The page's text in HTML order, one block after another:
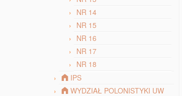
NR 14
NR 15
NR 16
NR 17
NR 18
IPS
WYDZIAŁ POLONISTYKI UW